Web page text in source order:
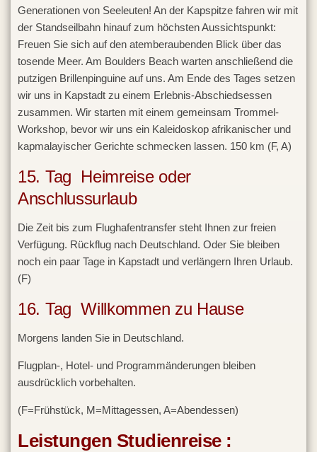
Generationen von Seeleuten! An der Kapspitze fahren wir mit
der Standseilbahn hinauf zum höchsten Aussichtspunkt:
Freuen Sie sich auf den atemberaubenden Blick über das
tosende Meer. Am Boulders Beach warten anschließend die
putzigen Brillenpinguine auf uns. Am Ende des Tages setzen
wir uns in Kapstadt zu einem Erlebnis-Abschiedsessen
zusammen. Wir starten mit einem gemeinsam Trommel-
Workshop, bevor wir uns ein Kaleidoskop afrikanischer und
kapmalayischer Gerichte schmecken lassen. 150 km (F, A)
15. Tag Heimreise oder
Anschlussurlaub
Die Zeit bis zum Flughafentransfer steht Ihnen zur freien
Verfügung. Rückflug nach Deutschland. Oder Sie bleiben
noch ein paar Tage in Kapstadt und verlängern Ihren Urlaub.
(F)
16. Tag Willkommen zu Hause
Morgens landen Sie in Deutschland.
Flugplan-, Hotel- und Programmänderungen bleiben
ausdrücklich vorbehalten.
(F=Frühstück, M=Mittagessen, A=Abendessen)
Leistungen Studienreise :